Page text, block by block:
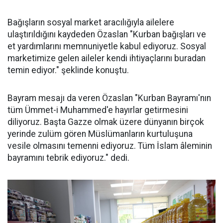
Bağışların sosyal market aracılığıyla ailelere
ulaştırıldığını kaydeden Özaslan "Kurban bağışları ve
et yardımlarını memnuniyetle kabul ediyoruz. Sosyal
marketimize gelen aileler kendi ihtiyaçlarını buradan
temin ediyor." şeklinde konuştu.
Bayram mesajı da veren Özaslan "Kurban Bayramı'nın
tüm Ümmet-i Muhammed'e hayırlar getirmesini
diliyoruz. Başta Gazze olmak üzere dünyanın birçok
yerinde zulüm gören Müslümanların kurtuluşuna
vesile olmasını temenni ediyoruz. Tüm İslam âleminin
bayramını tebrik ediyoruz." dedi.